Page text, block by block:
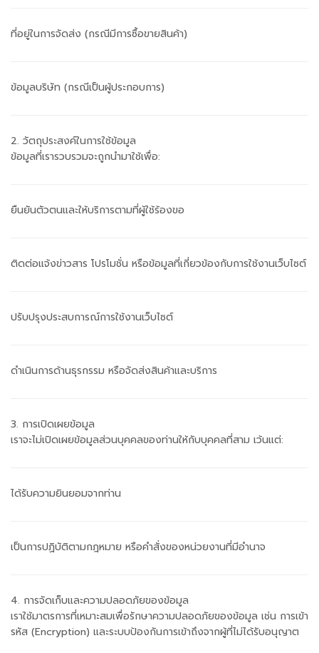
ที่อยู่ในการจัดส่ง (กรณีมีการซื้อขายสินค้า)
ข้อมูลบริษัท (กรณีเป็นผู้ประกอบการ)
2. วัตถุประสงค์ในการใช้ข้อมูล
ข้อมูลที่เรารวบรวมจะถูกนำมาใช้เพื่อ:
ยืนยันตัวตนและให้บริการตามที่ผู้ใช้ร้องขอ
ติดต่อแจ้งข่าวสาร โปรโมชั่น หรือข้อมูลที่เกี่ยวข้องกับการใช้งานเว็บไซต์
ปรับปรุงประสบการณ์การใช้งานเว็บไซต์
ดำเนินการด้านธุรกรรม หรือจัดส่งสินค้าและบริการ
3. การเปิดเผยข้อมูล
เราจะไม่เปิดเผยข้อมูลส่วนบุคคลของท่านให้กับบุคคลที่สาม เว้นแต่:
ได้รับความยินยอมจากท่าน
เป็นการปฏิบัติตามกฎหมาย หรือคำสั่งของหน่วยงานที่มีอำนาจ
4. การจัดเก็บและความปลอดภัยของข้อมูล
เราใช้มาตรการที่เหมาะสมเพื่อรักษาความปลอดภัยของข้อมูล เช่น การเข้า
รหัส (Encryption) และระบบป้องกันการเข้าถึงจากผู้ที่ไม่ได้รับอนุญาต